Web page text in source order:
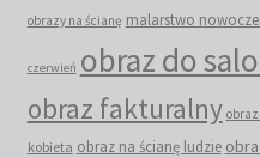
obrazy na ścianę malarstwo
czerwień obraz do
obraz fakturalny obraz
kobieta obraz na ścianę ludzie